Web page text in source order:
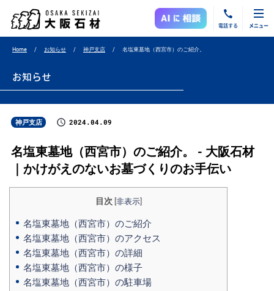
電話する メニュー
Home お知らせ 神戸支店 名塩東墓地（西宮市）のご紹介。
お知らせ
神戸支店 2024.04.09
名塩東墓地（西宮市）のご紹介。 - 大阪石材
｜かけがえのないお墓づくりのお手伝い
目次 非表示]
名塩東墓地（西宮市）のご紹介
名塩東墓地（西宮市）のアクセス
名塩東墓地（西宮市）の詳細
名塩東墓地（西宮市）の様子
名塩東墓地（西宮市）の駐車場